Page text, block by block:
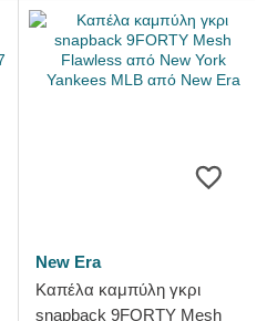
New Era
Καπέλα καμπύλη γκρι
snapback 9FORTY Mesh